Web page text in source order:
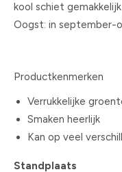
kool schiet
Oogst: in september-
Productkenmerken
Verrukkelijke
Smaken heerlijk
Kan op veel
Standplaats